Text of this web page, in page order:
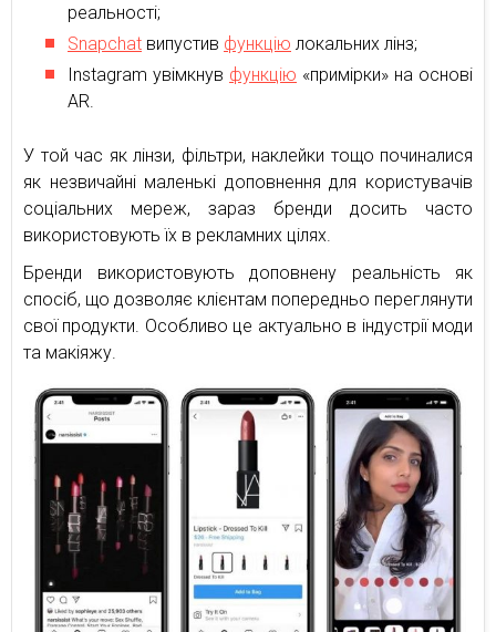
реальності;
Snapchat випустив функцію локальних лінз;
Instagram увімкнув функцію «примірки» на основі
AR.
У той час як лінзи, фільтри, наклейки тощо починалися
як незвичайні маленькі доповнення для користувачів
соціальних мереж, зараз бренди досить часто
використовують їх в рекламних цілях.
Бренди використовують доповнену реальність як
спосіб, що дозволяє клієнтам попередньо переглянути
свої продукти. Особливо це актуально в індустрії моди
та макіяжу.